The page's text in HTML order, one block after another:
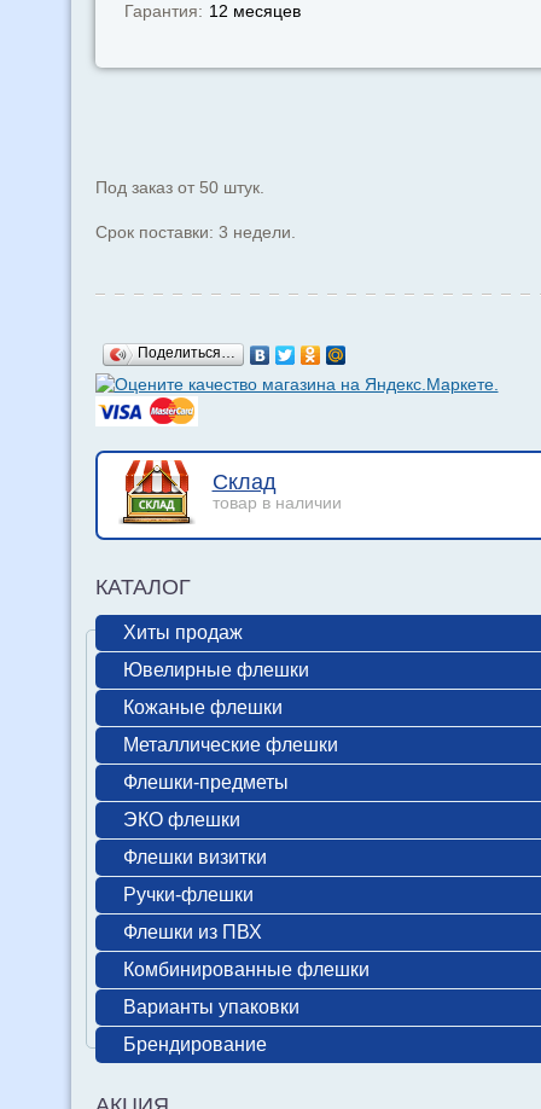
Гарантия: 12 месяцев
Под заказ от 50 штук.
Срок поставки: 3 недели.
Поделиться…
Склад
товар в наличии
КАТАЛОГ
Хиты продаж
Ювелирные флешки
Кожаные флешки
Металлические флешки
Флешки-предметы
ЭКО флешки
Флешки визитки
Ручки-флешки
Флешки из ПВХ
Комбинированные флешки
Варианты упаковки
Брендирование